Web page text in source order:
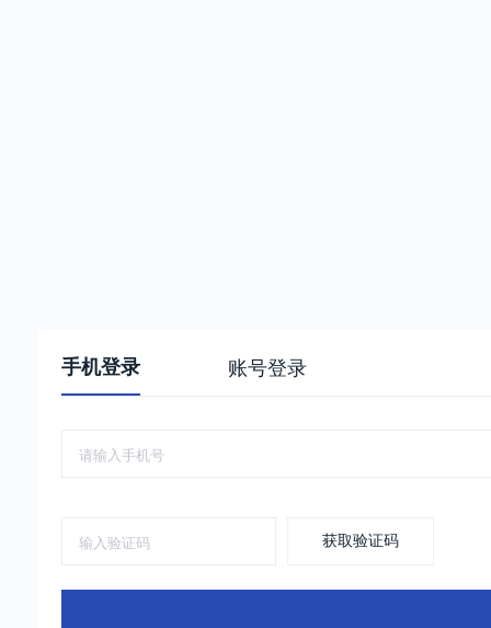
手机登录 账号登录
获取验证码